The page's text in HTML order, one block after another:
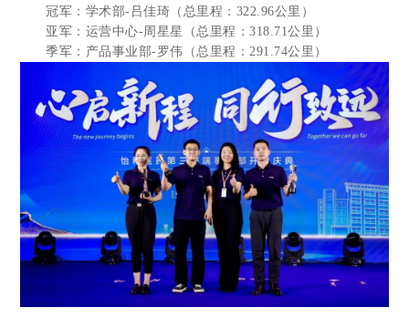
冠军：学术部-吕佳琦（总里程：322.96公里）
亚军：运营中心-周星星（总里程：318.71公里）
季军：产品事业部-罗伟（总里程：291.74公里）